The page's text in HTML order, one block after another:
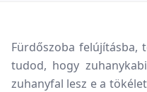
Fürdőszoba felújításba,
tudod, hogy
zuhanyfal lesz e a